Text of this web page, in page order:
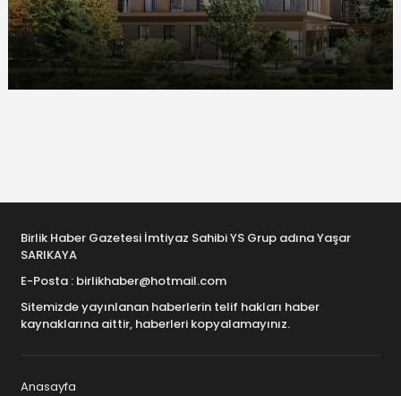
Birlik Haber Gazetesi İmtiyaz Sahibi YS Grup adına Yaşar
SARIKAYA
E-Posta : birlikhaber@hotmail.com
Sitemizde yayınlanan haberlerin telif hakları haber
kaynaklarına aittir, haberleri kopyalamayınız.
Anasayfa